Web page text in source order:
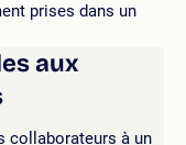
prises dans un
aux
collaborateurs à un